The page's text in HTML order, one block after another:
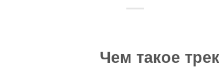
Чем такое